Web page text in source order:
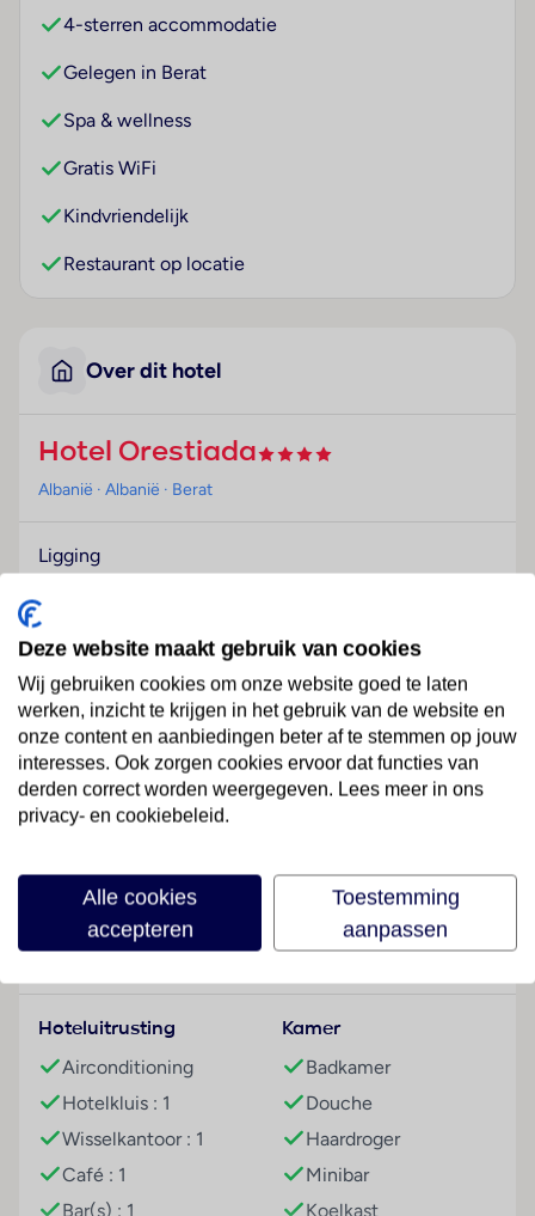
4-sterren accommodatie
Gelegen in Berat
Spa & wellness
Gratis WiFi
Kindvriendelijk
Restaurant op locatie
Over dit hotel
Hotel Orestiada
Albanië · Albanië · Berat
Ligging
Hotelfaciliteiten
Het vriendelijke personeel aan de receptie is graag bij
alle vragen behulpzaam. Een bagagedepot, een kluis
en een wisselkantoor behoren tot de faciliteiten van
het hotel. In het hotel is Wi-Fi verkrijgbaar. De
tourdesk biedt ondersteuning bij het boeken van
excursies. Buiten biedt een tuin extra ruimte voor
ontspanning en recreatie. Wie met de auto komt, kan
Tot de aangeboden faciliteiten behoren een 24-uurs
beveiligingsdienst, een autoverhuur, een medische
dienst, een transferservice, een wasservice en een
zullen de fietZeezichterhuur op prijs stellen. Gasten
kunnen gratis van het dagblad gebruikmaken.
Kamers
Airconditioning en een verwarming zorgen voor een
prettig luchtklimaat in de kamers. De kamers
beschikken over een tweepersoonsbed. Extra bedden
Faciliteiten
Hoteluitrusting
Airconditioning
Hotelkluis : 1
Wisselkantoor : 1
Café : 1
Bar(s) : 1
Kamer
Badkamer
Douche
Haardroger
Minibar
Koelkast
Deze website maakt gebruik van cookies
Wij gebruiken cookies om onze website goed te laten
werken, inzicht te krijgen in het gebruik van de website en
onze content en aanbiedingen beter af te stemmen op jouw
interesses. Ook zorgen cookies ervoor dat functies van
derden correct worden weergegeven. Lees meer in ons
privacy- en cookiebeleid.
Alle cookies
accepteren
Toestemming
aanpassen